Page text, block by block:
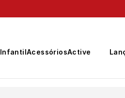
InfantilAcessóriosActive